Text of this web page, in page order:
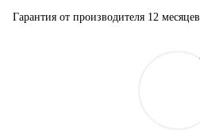
Гарантия от производителя 12 месяцев